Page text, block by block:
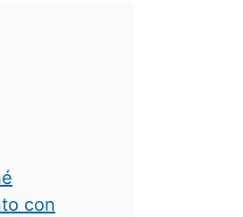
con